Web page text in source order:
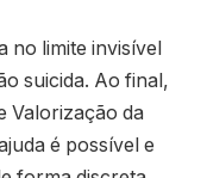
no limite invisível
suicida. Ao final,
Valorização da
é possível e